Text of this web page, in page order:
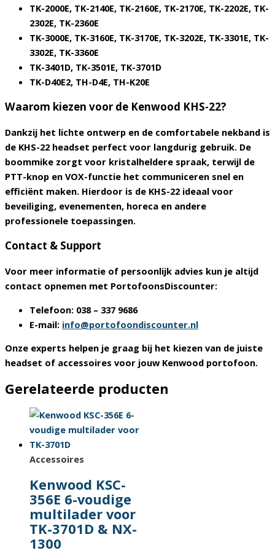
TK-2000E, TK-2140E, TK-2160E, TK-2170E, TK-2202E, TK-
2302E, TK-2360E
TK-3000E, TK-3160E, TK-3170E, TK-3202E, TK-3301E, TK-
3302E, TK-3360E
TK-3401D, TK-3501E, TK-3701D
TK-D40E2, TH-D4E, TH-K20E
Waarom kiezen voor de Kenwood KHS-22?
Dankzij het lichte ontwerp en de comfortabele nekband is
de KHS-22 headset perfect voor langdurig gebruik. De
boommike zorgt voor kristalheldere spraak, terwijl de
PTT-knop en VOX-functie het communiceren snel en
efficiënt maken. Hierdoor is de KHS-22 ideaal voor
beveiliging, evenementen, horeca en andere
professionele toepassingen.
Contact & Support
Voor meer informatie of persoonlijk advies kun je altijd
contact opnemen met PortofoonsDiscounter:
Telefoon: 038 – 337 9686
E-mail: info@portofoondiscounter.nl
Onze experts helpen je graag bij het kiezen van de juiste
headset of accessoires voor jouw Kenwood portofoon.
Gerelateerde producten
Accessoires
Kenwood KSC-
356E 6-voudige
multilader voor
TK-3701D & NX-
1300